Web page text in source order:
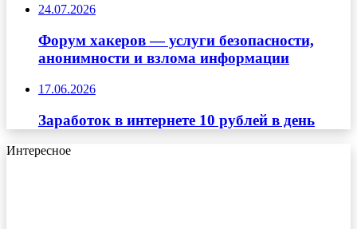
24.07.2026
Форум хакеров — услуги безопасности,
анонимности и взлома информации
17.06.2026
Заработок в интернете 10 рублей в день
Интересное